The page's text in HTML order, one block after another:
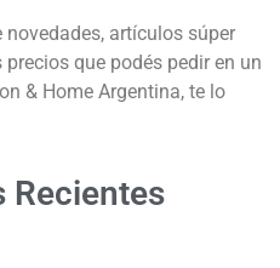
artículos súper
que podés pedir en un
& Home Argentina, te lo
Recientes